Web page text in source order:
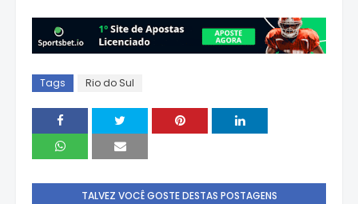
Tags Rio do Sul
TALVEZ VOCÊ GOSTE DESTAS POSTAGENS